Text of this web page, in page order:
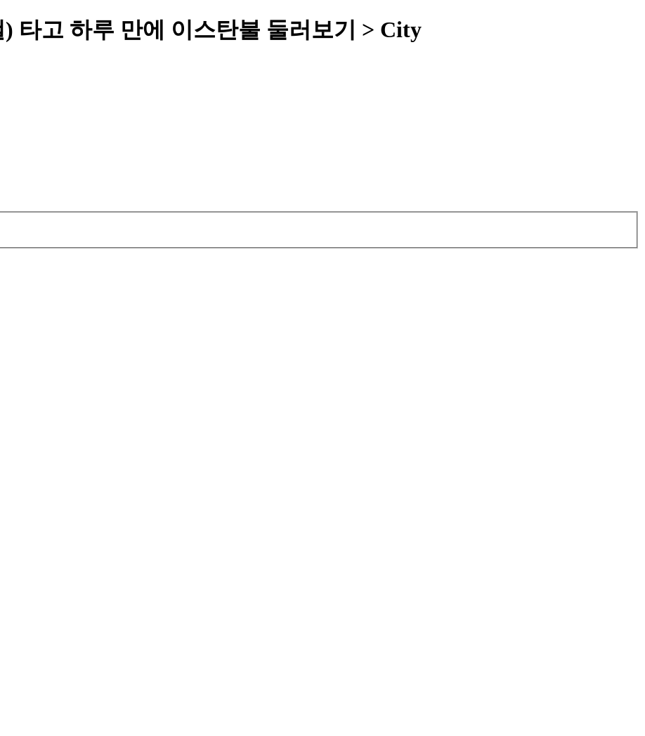
타고 하루 만에 이스탄불 둘러보기 > City